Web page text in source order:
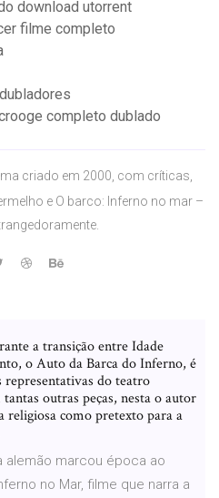
download utorrent
filme completo
completo dublado
criado em 2000, com críticas,
e O barco: Inferno no mar –
a transição entre Idade
o Auto da Barca do Inferno, é
representativas do teatro
outras peças, nesta o autor
religiosa como pretexto para a
alemão marcou época ao
no Mar, filme que narra a